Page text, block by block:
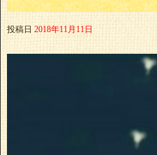
投稿日 2018年11月11日